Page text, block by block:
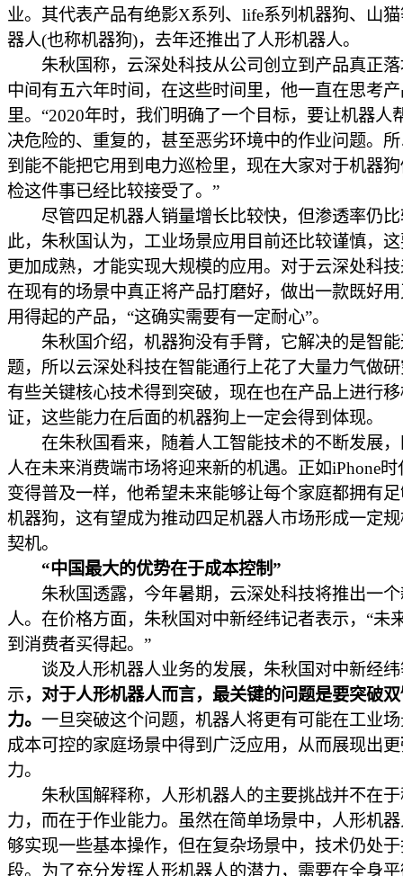
业。其代表产品有绝影X系列、life系列机器狗、山
器人(也称机器狗)，去年还推出了人形机器人。
朱秋国称，云深处科技从公司创立到产品真正落
中间有五六年时间，在这些时间里，他一直在思考
里。“2020年时，我们明确了一个目标，要让机器人
决危险的、重复的，甚至恶劣环境中的作业问题。
到能不能把它用到电力巡检里，现在大家对于机器
检这件事已经比较接受了。”
尽管四足机器人销量增长比较快，但渗透率仍比
此，朱秋国认为，工业场景应用目前还比较谨慎，
更加成熟，才能实现大规模的应用。对于云深处科
在现有的场景中真正将产品打磨好，做出一款既好
用得起的产品，“这确实需要有一定耐心”。
朱秋国介绍，机器狗没有手臂，它解决的是智能
题，所以云深处科技在智能通行上花了大量力气做
有些关键核心技术得到突破，现在也在产品上进行
证，这些能力在后面的机器狗上一定会得到体现。
在朱秋国看来，随着人工智能技术的不断发展，
人在未来消费端市场将迎来新的机遇。正如iPhone
变得普及一样，他希望未来能够让每个家庭都拥有
机器狗，这有望成为推动四足机器人市场形成一定
契机。
“中国最大的优势在于成本控制”
朱秋国透露，今年暑期，云深处科技将推出一个
人。在价格方面，朱秋国对中新经纬记者表示，“未
到消费者买得起。”
谈及人形机器人业务的发展，朱秋国对中新经纬
示，对于人形机器人而言，最关键的问题是要突破
力。 一旦突破这个问题，机器人将更有可能在工业
成本可控的家庭场景中得到广泛应用，从而展现出
力。
朱秋国解释称，人形机器人的主要挑战并不在于
力，而在于作业能力。虽然在简单场景中，人形机
够实现一些基本操作，但在复杂场景中，技术仍处
段。为了充分发挥人形机器人的潜力，需要在全身